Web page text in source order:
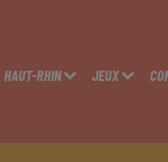
HAUT-RHIN JEUX